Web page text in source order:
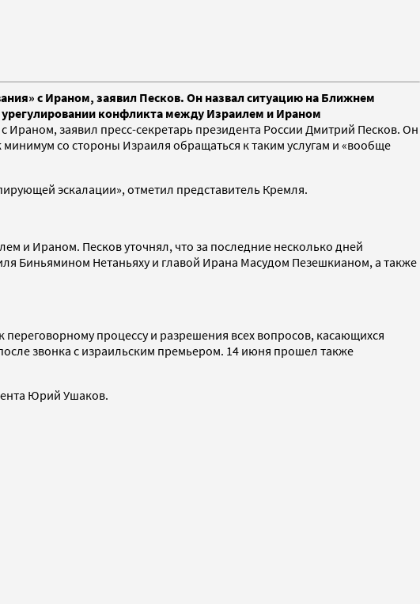
с Ираном, заявил Песков. Он назвал ситуацию на Ближнем
урегулировании конфликта между Израилем и Ираном
Ираном, заявил пресс-секретарь президента России Дмитрий Песков. Он
минимум со стороны Израиля обращаться к таким услугам и «вообще
эскалации», отметил представитель Кремля.
и Ираном. Песков уточнял, что за последние несколько дней
Биньямином Нетаньяху и главой Ирана Масудом Пезешкианом, а также
процессу и разрешения всех вопросов, касающихся
звонка с израильским премьером. 14 июня прошел также
Юрий Ушаков.